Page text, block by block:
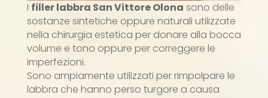
I filler labbra San Vittore Olona sono delle
sostanze sintetiche oppure naturali utilizzate
nella chirurgia estetica per donare alla bocca
volume e tono oppure per correggere le
imperfezioni.
Sono ampiamente utilizzati per rimpolpare le
labbra che hanno perso turgore a causa